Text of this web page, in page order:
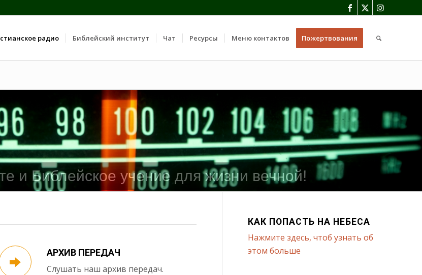
радио Библейский институт Чат Ресурсы Меню контактов Пожертвования
и Библейское учение для жизни вечной!
АРХИВ ПЕРЕДАЧ
Слушать наш архив передач.
КАК ПОПАСТЬ НА НЕБЕСА
Нажмите здесь, чтоб узнать об
этом больше